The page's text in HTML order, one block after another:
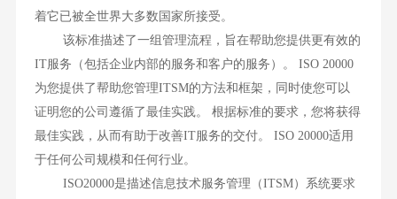
着它已被全世界大多数国家所接受。
该标准描述了一组管理流程，旨在帮助您提供更有效的
IT服务（包括企业内部的服务和客户的服务）。 ISO 20000
为您提供了帮助您管理ITSM的方法和框架，同时使您可以
证明您的公司遵循了最佳实践。 根据标准的要求，您将获得
最佳实践，从而有助于改善IT服务的交付。 ISO 20000适用
于任何公司规模和任何行业。
ISO20000是描述信息技术服务管理（ITSM）系统要求